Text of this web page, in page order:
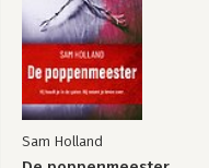
Sam Holland